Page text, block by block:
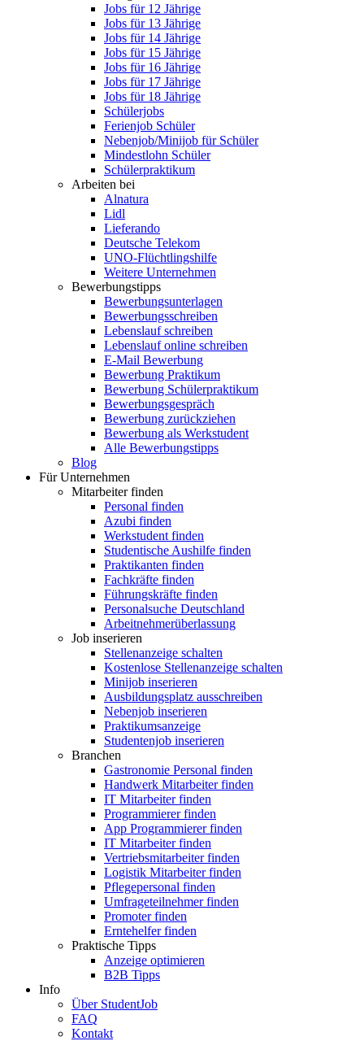
Jobs für 12 Jährige
Jobs für 13 Jährige
Jobs für 14 Jährige
Jobs für 15 Jährige
Jobs für 16 Jährige
Jobs für 17 Jährige
Jobs für 18 Jährige
Schülerjobs
Ferienjob Schüler
Nebenjob/Minijob für Schüler
Mindestlohn Schüler
Schülerpraktikum
Arbeiten bei
Alnatura
Lidl
Lieferando
Deutsche Telekom
UNO-Flüchtlingshilfe
Weitere Unternehmen
Bewerbungstipps
Bewerbungsunterlagen
Bewerbungsschreiben
Lebenslauf schreiben
Lebenslauf online schreiben
E-Mail Bewerbung
Bewerbung Praktikum
Bewerbung Schülerpraktikum
Bewerbungsgespräch
Bewerbung zurückziehen
Bewerbung als Werkstudent
Alle Bewerbungstipps
Blog
Für Unternehmen
Mitarbeiter finden
Personal finden
Azubi finden
Werkstudent finden
Studentische Aushilfe finden
Praktikanten finden
Fachkräfte finden
Führungskräfte finden
Personalsuche Deutschland
Arbeitnehmerüberlassung
Job inserieren
Stellenanzeige schalten
Kostenlose Stellenanzeige schalten
Minijob inserieren
Ausbildungsplatz ausschreiben
Nebenjob inserieren
Praktikumsanzeige
Studentenjob inserieren
Branchen
Gastronomie Personal finden
Handwerk Mitarbeiter finden
IT Mitarbeiter finden
Programmierer finden
App Programmierer finden
IT Mitarbeiter finden
Vertriebsmitarbeiter finden
Logistik Mitarbeiter finden
Pflegepersonal finden
Umfrageteilnehmer finden
Promoter finden
Erntehelfer finden
Praktische Tipps
Anzeige optimieren
B2B Tipps
Info
Über StudentJob
FAQ
Kontakt